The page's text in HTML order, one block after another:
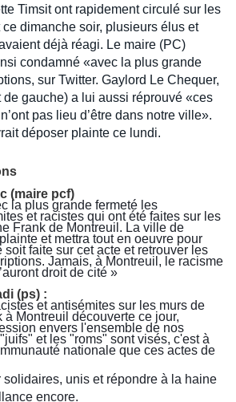
Timsit ont rapidement circulé sur les
dimanche soir, plusieurs élus et
déjà réagi. Le maire (PC)
condamné «avec la plus grande
sur Twitter. Gaylord Le Chequer,
de gauche) a lui aussi réprouvé «ces
pas lieu d’être dans notre ville».
déposer plainte ce lundi.
(maire pcf)
la plus grande fermeté les
et racistes qui ont été faites sur les
Frank de Montreuil. La ville de
et mettra tout en oeuvre pour
faite sur cet acte et retrouver les
Jamais, à Montreuil, le racisme
droit de cité »
(ps) :
et antisémites sur les murs de
à Montreuil découverte ce jour,
envers l'ensemble de nos
et les "roms" sont visés, c'est à
nationale que ces actes de
solidaires, unis et répondre à la haine
encore.